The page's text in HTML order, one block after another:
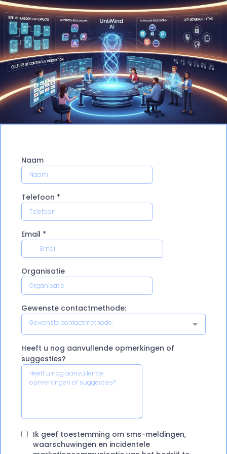
Naam
Telefoon *
Email *
Organisatie
Gewenste contactmethode:
Gewenste contactmethode:
Heeft u nog aanvullende opmerkingen of
suggesties?
Ik geef toestemming om sms-meldingen,
waarschuwingen en incidentele